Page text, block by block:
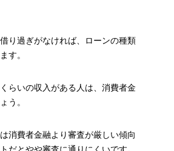
り過ぎがなければ、ローンの種類
す。
らいの収入がある人は、消費者金
う。
消費者金融より審査が厳しい傾向